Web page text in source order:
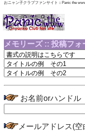
おニャン子クラブファンサイト :: Panic the
メモリーズ :: 投稿フォ
お名前orハンドル
メールアドレス(